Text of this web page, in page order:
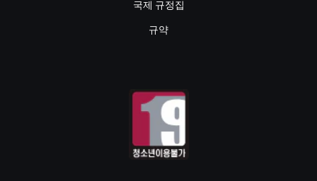
국제 규정집
규약